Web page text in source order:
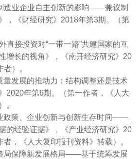
造业企业自主创新的影响——兼议制
，《财经研究》2018年第3期。（第
直接投资对“一带一路”共建国家的互
长的视角》，《南开经济研究》20
）。
量发展的推动力：结构调整还是技术
2020年第6期。（第一作者，《人大
。
政策、企业创新与创新生存时间——
的经验证据》，《产业经济研究》20
，《人大复印报刊资料》转载）。
局保障新发展格局——基于统筹发展